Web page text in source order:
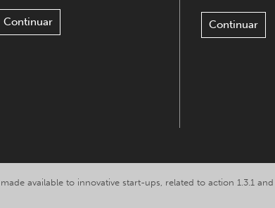
Continuar Continuar
available to innovative start-ups, related to action 1.3.1